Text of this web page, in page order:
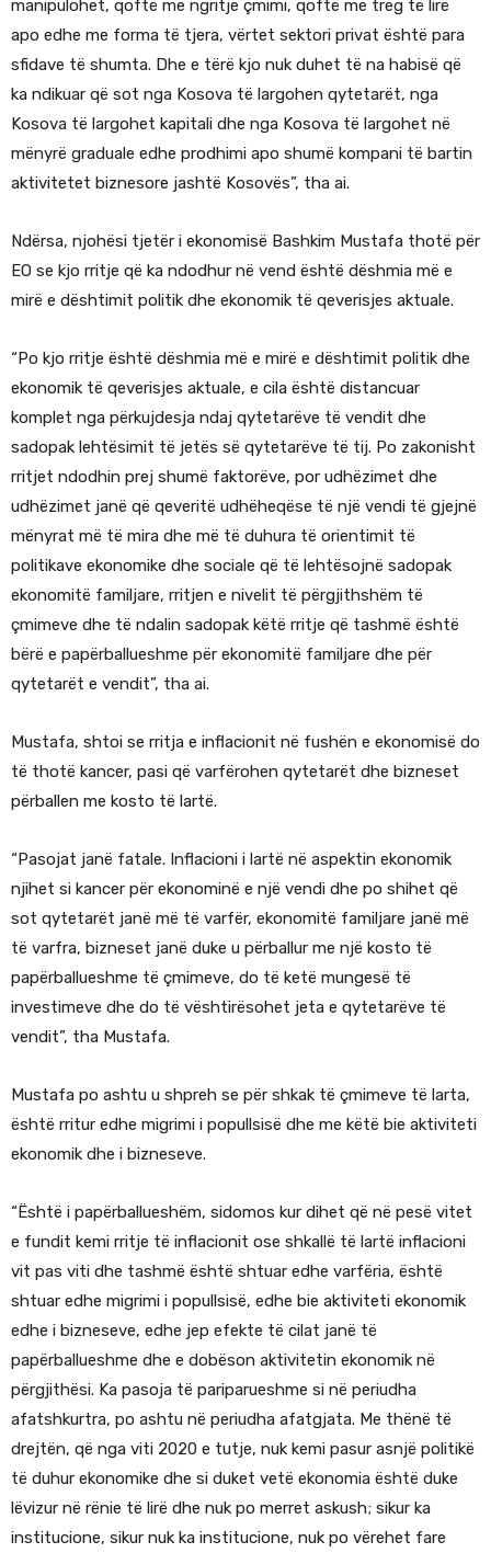
manipulohet, qoftë me ngritje çmimi, qoftë me treg të lirë
apo edhe me forma të tjera, vërtet sektori privat është para
sfidave të shumta. Dhe e tërë kjo nuk duhet të na habisë që
ka ndikuar që sot nga Kosova të largohen qytetarët, nga
Kosova të largohet kapitali dhe nga Kosova të largohet në
mënyrë graduale edhe prodhimi apo shumë kompani të bartin
aktivitetet biznesore jashtë Kosovës”, tha ai.
Ndërsa, njohësi tjetër i ekonomisë Bashkim Mustafa thotë për
EO se kjo rritje që ka ndodhur në vend është dëshmia më e
mirë e dështimit politik dhe ekonomik të qeverisjes aktuale.
“Po kjo rritje është dëshmia më e mirë e dështimit politik dhe
ekonomik të qeverisjes aktuale, e cila është distancuar
komplet nga përkujdesja ndaj qytetarëve të vendit dhe
sadopak lehtësimit të jetës së qytetarëve të tij. Po zakonisht
rritjet ndodhin prej shumë faktorëve, por udhëzimet dhe
udhëzimet janë që qeveritë udhëheqëse të një vendi të gjejnë
mënyrat më të mira dhe më të duhura të orientimit të
politikave ekonomike dhe sociale që të lehtësojnë sadopak
ekonomitë familjare, rritjen e nivelit të përgjithshëm të
çmimeve dhe të ndalin sadopak këtë rritje që tashmë është
bërë e papërballueshme për ekonomitë familjare dhe për
qytetarët e vendit”, tha ai.
Mustafa, shtoi se rritja e inflacionit në fushën e ekonomisë do
të thotë kancer, pasi që varfërohen qytetarët dhe bizneset
përballen me kosto të lartë.
“Pasojat janë fatale. Inflacioni i lartë në aspektin ekonomik
njihet si kancer për ekonominë e një vendi dhe po shihet që
sot qytetarët janë më të varfër, ekonomitë familjare janë më
të varfra, bizneset janë duke u përballur me një kosto të
papërballueshme të çmimeve, do të ketë mungesë të
investimeve dhe do të vështirësohet jeta e qytetarëve të
vendit”, tha Mustafa.
Mustafa po ashtu u shpreh se për shkak të çmimeve të larta,
është rritur edhe migrimi i popullsisë dhe me këtë bie aktiviteti
ekonomik dhe i bizneseve.
“Është i papërballueshëm, sidomos kur dihet që në pesë vitet
e fundit kemi rritje të inflacionit ose shkallë të lartë inflacioni
vit pas viti dhe tashmë është shtuar edhe varfëria, është
shtuar edhe migrimi i popullsisë, edhe bie aktiviteti ekonomik
edhe i bizneseve, edhe jep efekte të cilat janë të
papërballueshme dhe e dobëson aktivitetin ekonomik në
përgjithësi. Ka pasoja të pariparueshme si në periudha
afatshkurtra, po ashtu në periudha afatgjata. Me thënë të
drejtën, që nga viti 2020 e tutje, nuk kemi pasur asnjë politikë
të duhur ekonomike dhe si duket vetë ekonomia është duke
lëvizur në rënie të lirë dhe nuk po merret askush; sikur ka
institucione, sikur nuk ka institucione, nuk po vërehet fare